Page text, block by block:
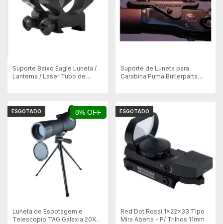
Suporte Baixo Eagle Luneta /
Lanterna / Laser Tubo de
Suporte de Luneta para
Carabina Puma Butlerparts
8% OFF
ESGOTADO
Luneta de Espotagem e
Telescopio TAG Gálaxia 20X a
ESGOTADO
Red Dot Rossi 1x22x33 Tipo
Mira Aberta - P/ Trilhos 11mm